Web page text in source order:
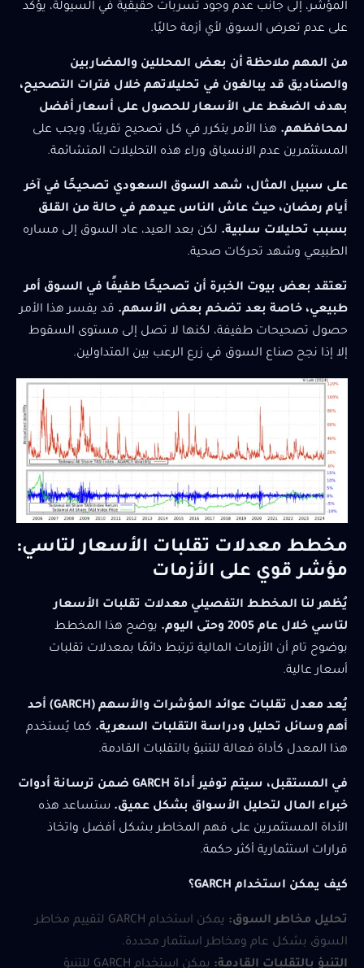
المؤشر، إلى جانب عدم وجود تسربات حقيقية في السيولة، يؤكد
على عدم تعرض السوق لأي أزمة حاليًا.
من المهم ملاحظة أن بعض المحللين والمضاربين
والصناديق قد يبالغون في تحليلاتهم خلال فترات التصحيح،
بهدف الضغط على الأسعار للحصول على أسعار أفضل
لمحافظهم. هذا الأمر يتكرر في كل تصحيح تقريبًا، ويجب على
المستثمرين عدم الانسياق وراء هذه التحليلات المتشائمة.
على سبيل المثال، شهد السوق السعودي تصحيحًا في آخر
أيام رمضان، حيث عاش الناس عيدهم في حالة من القلق
بسبب تحليلات سلبية. لكن بعد العيد، عاد السوق إلى مساره
الطبيعي وشهد تحركات صحية.
تعتقد بعض بيوت الخبرة أن تصحيحًا طفيفًا في السوق أمر
طبيعي، خاصة بعد تضخم بعض الأسهم. قد يفسر هذا الأمر
حصول تصحيحات طفيفة، لكنها لا تصل إلى مستوى السقوط
إلا إذا نجح صناع السوق في زرع الرعب بين المتداولين.
مخطط معدلات تقلبات الأسعار لتاسي:
مؤشر قوي على الأزمات
يُظهر لنا المخطط التفصيلي معدلات تقلبات الأسعار
لتاسي خلال عام 2005 وحتى اليوم.
يوضح هذا المخطط
بوضوح تام أن الأزمات المالية ترتبط دائمًا بمعدلات تقلبات
أسعار عالية.
يُعد معدل تقلبات عوائد المؤشرات والأسهم (GARCH) أحد
أهم وسائل تحليل ودراسة التقلبات السعرية. كما يُستخدم
هذا المعدل كأداة فعالة للتنبؤ بالتقلبات القادمة.
في المستقبل، سيتم توفير أداة GARCH ضمن ترسانة أدوات
خبراء المال لتحليل الأسواق بشكل عميق. ستساعد هذه
الأداة المستثمرين على فهم المخاطر بشكل أفضل واتخاذ
قرارات استثمارية أكثر حكمة.
كيف يمكن استخدام GARCH؟
تحليل مخاطر السوق:
يمكن استخدام GARCH لتقييم مخاطر
السوق بشكل عام ومخاطر استثمار محددة.
التنبؤ بالتقلبات القادمة:
يمكن استخدام GARCH للتنبؤ